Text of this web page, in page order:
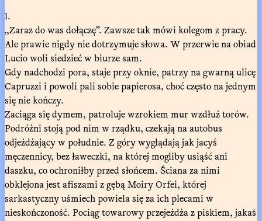
1.
,,Zaraz do was dołączę”. Zawsze tak mówi kolegom z pracy.
Ale prawie nigdy nie dotrzymuje słowa. W przerwie na obiad
Lucio woli siedzieć w biurze sam.
Gdy nadchodzi pora, staje przy oknie, patrzy na gwarną ulicę
Capruzzi i powoli pali sobie papierosa, choć często na jednym
się nie kończy.
Zaciąga się dymem, patroluje wzrokiem mur wzdłuż torów.
Podróżni stoją pod nim w rządku, czekają na autobus
odjeżdżający w południe. Z góry wyglądają jak jacyś
męczennicy, bez ławeczki, na której mogliby usiąść ani
daszku, co ochroniłby przed słońcem. Ściana za nimi
obklejona jest afiszami z gębą Moiry Orfei, której
sarkastyczny uśmiech powiela się za ich plecami w
nieskończoność. Pociąg towarowy przejeżdża z piskiem, jakaś